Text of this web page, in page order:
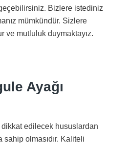
Bizlere istediniz
mümkündür. Sizlere
ve mutluluk duymaktayız.
Ayağı
dikkat edilecek hususlardan
sahip olmasıdır. Kaliteli